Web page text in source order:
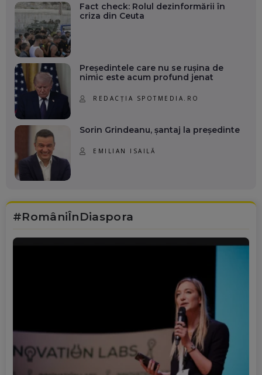
Fact check: Rolul dezinformării în
criza din Ceuta
Președintele care nu se rușina de
nimic este acum profund jenat
REDACȚIA SPOTMEDIA.RO
Sorin Grindeanu, șantaj la președinte
EMILIAN ISAILĂ
#RomâniÎnDiaspora